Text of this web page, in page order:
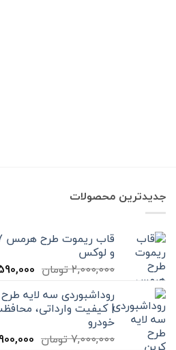
جدیدترین محصولات
و لوکس
2,000,000تومان قیمت
بود.| کیفیت وارداتی،
خودرو
7,000,000تومان قیمت